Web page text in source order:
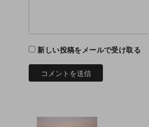
新しい投稿をメールで受け取る